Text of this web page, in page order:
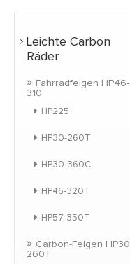
Leichte Carbon
Räder
Fahrradfelgen HP46-
310
HP225
HP30-260T
HP30-360C
HP46-320T
HP57-350T
Carbon-Felgen HP30
260T